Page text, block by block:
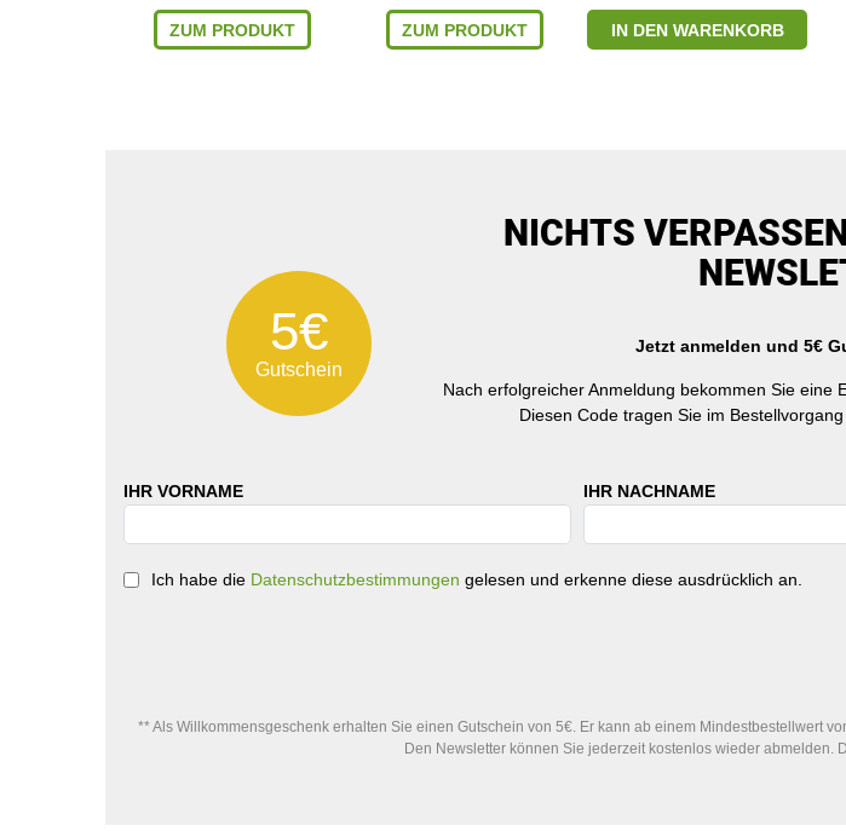
ZUM PRODUKT ZUM PRODUKT IN DEN WARENKORB
5€
Gutschein
NICHTS
Jetzt anmelden und 5€
Nach erfolgreicher Anmeldung bekommen Sie eine
Diesen Code tragen Sie im
IHR VORNAME IHR NACHNAME
Ich habe die Datenschutzbestimmungen gelesen und erkenne diese ausdrücklich an.
** Als Willkommensgeschenk erhalten Sie einen Gutschein von 5€. Er kann ab einem Mindestbestellwert
Den Newsletter können Sie jederzeit kostenlos wieder abmelden.